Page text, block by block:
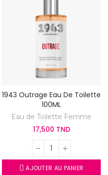
1943 Outrage Eau De Toilette
100ML
Eau de Toilette Femme
17,500 TND
AJOUTER AU PANIER